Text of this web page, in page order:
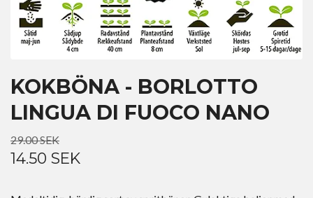
KOKBÖNA - BORLOTTO
LINGUA DI FUOCO NANO
29.00 SEK
14.50 SEK